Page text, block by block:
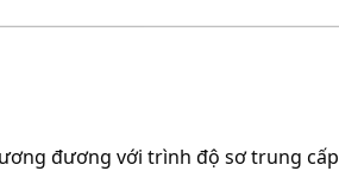
đương với trình độ sơ trung cấp